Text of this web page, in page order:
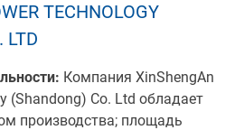
TECHNOLOGY
LTD
Компания XinShengAn
(Shandong) Co. Ltd обладает
производства; площадь